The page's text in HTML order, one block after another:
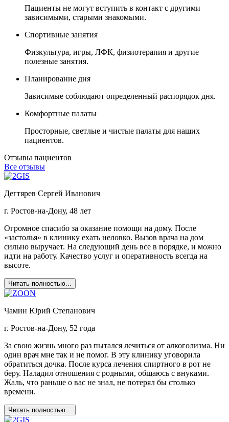
Пациенты не могут вступить в контакт с другими
зависимыми, старыми знакомыми.
Спортивные занятия
Физкультура, игры, ЛФК, физиотерапия и другие
полезные занятия.
Планирование дня
Зависимые соблюдают определенный распорядок дня.
Комфортные палаты
Просторные, светлые и чистые палаты для наших
пациентов.
Отзывы пациентов
Все отзывы
Дегтярев Сергей Иванович
г. Ростов-на-Дону, 48 лет
Огромное спасибо за оказание помощи на дому. После
«застолья» в клинику ехать неловко. Вызов врача на дом
сильно выручает. На следующий день все в порядке, и можно
идти на работу. Качество услуг и оперативность всегда на
высоте.
Читать полностью...
Чамин Юрий Степанович
г. Ростов-на-Дону, 52 года
За свою жизнь много раз пытался лечиться от алкоголизма. Ни
один врач мне так и не помог. В эту клинику уговорила
обратиться дочка. После курса лечения спиртного в рот не
беру. Наладил отношения с родными, общаюсь с внуками.
Жаль, что раньше о вас не знал, не потерял бы столько
времени.
Читать полностью...